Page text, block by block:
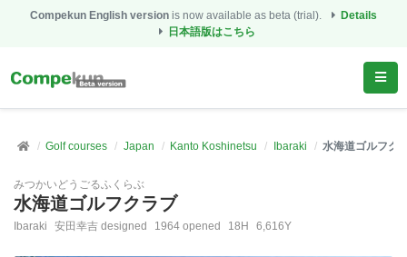
Compekun English version is now available as beta (trial).
Details
日本語版はこちら
Golf courses Japan Kanto Koshinetsu Ibaraki 水海道ゴルフク
みつかいどうごるふくらぶ
水海道ゴルフクラブ
Ibaraki 安田幸吉 designed 1964 opened 18H 6,616Y